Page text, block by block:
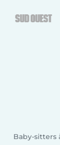
Baby-sitters